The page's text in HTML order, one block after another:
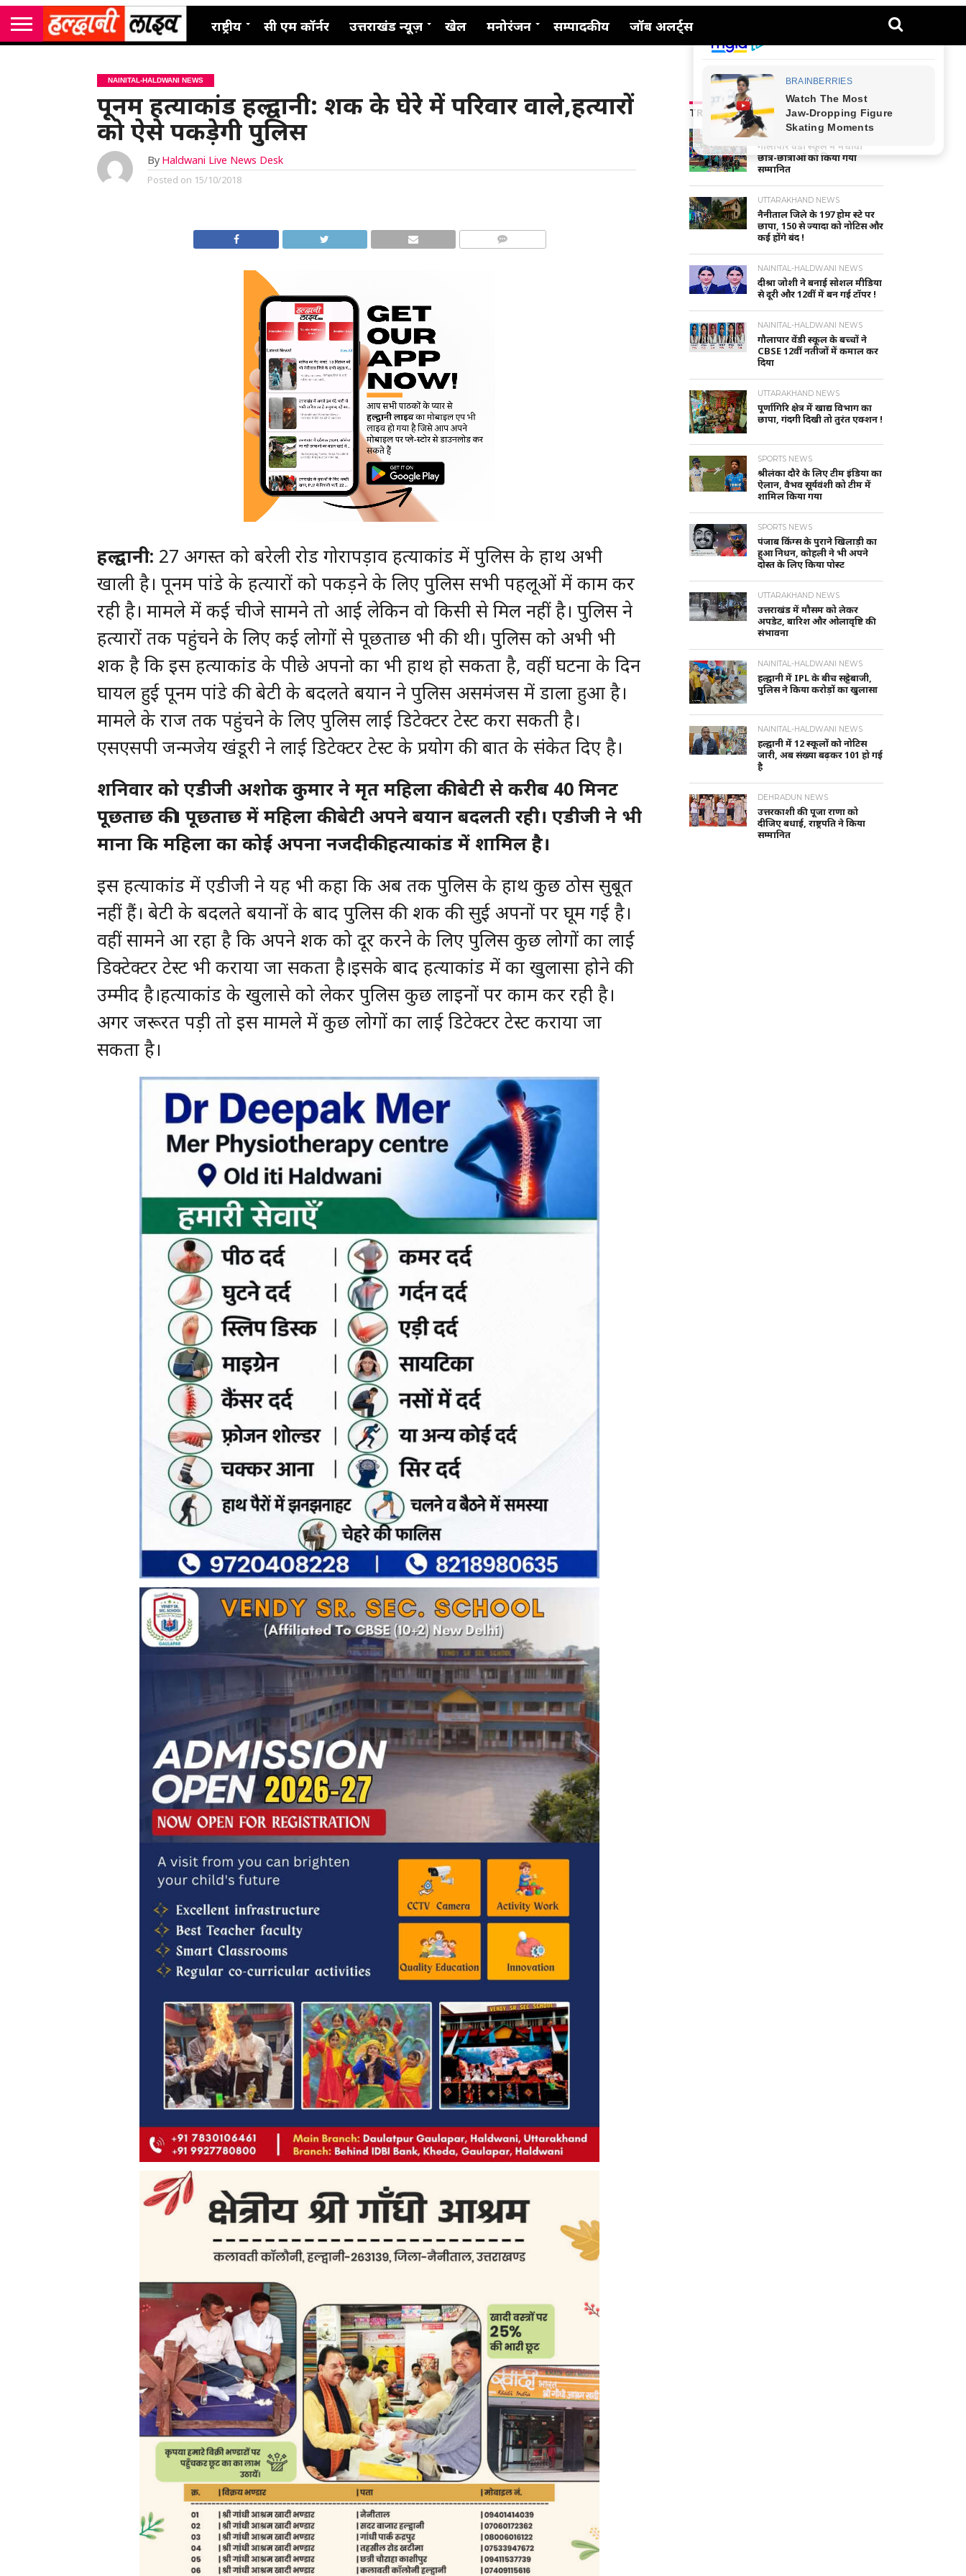
राष्ट्रीय सी एम कॉर्नर उत्तराखंड न्यूज़ खेल मनोरंजन सम्पादकीय जॉब अलर्ट्स
NAINITAL-HALDWANI NEWS
पूनम हत्याकांड हल्द्वानी: शक के घेरे में परिवार वाले,हत्यारों
को ऐसे पकड़ेगी पुलिस
By Haldwani Live News Desk
Posted on 15/10/2018
हल्द्वानी: 27 अगस्त को बरेली रोड गोरापड़ाव हत्याकांड में पुलिस के हाथ अभी
खाली है। पूनम पांडे के हत्यारों को पकड़ने के लिए पुलिस सभी पहलूओं में काम कर
रही है। मामले में कई चीजे सामने तो आई लेकिन वो किसी से मिल नहीं है। पुलिस ने
हत्यारों तक पहुंचने के लिए कई लोगों से पूछताछ भी की थी। पुलिस को अभी भी
शक है कि इस हत्याकांड के पीछे अपनो का भी हाथ हो सकता है, वहीं घटना के दिन
घायल हुई पूनम पांडे की बेटी के बदलते बयान ने पुलिस असमंजस में डाला हुआ है।
मामले के राज तक पहुंचने के लिए पुलिस लाई डिटेक्टर टेस्ट करा सकती है।
एसएसपी जन्मजेय खंडूरी ने लाई डिटेक्टर टेस्ट के प्रयोग की बात के संकेत दिए है।
शनिवार को एडीजी अशोक कुमार ने मृत महिला की बेटी से करीब 40 मिनट
पूछताछ की। पूछताछ में महिला की बेटी अपने बयान बदलती रही। एडीजी ने भी
माना कि महिला का कोई अपना नजदीकी हत्याकांड में शामिल है।
इस हत्याकांड में एडीजी ने यह भी कहा कि अब तक पुलिस के हाथ कुछ ठोस सुबूत
नहीं हैं। बेटी के बदलते बयानों के बाद पुलिस की शक की सुई अपनों पर घूम गई है।
वहीं सामने आ रहा है कि अपने शक को दूर करने के लिए पुलिस कुछ लोगों का लाई
डिक्टेक्टर टेस्ट भी कराया जा सकता है।इसके बाद हत्याकांड में का खुलासा होने की
उम्मीद है।हत्याकांड के खुलासे को लेकर पुलिस कुछ लाइनों पर काम कर रही है।
अगर जरूरत पड़ी तो इस मामले में कुछ लोगों का लाई डिटेक्टर टेस्ट कराया जा
सकता है।
TRENDING NEWS
NAINITAL-HALDWANI NEWS
गौलापार वैंडी स्कूल में मेधावी
छात्र-छात्राओं को किया गया
सम्मानित
UTTARAKHAND NEWS
नैनीताल जिले के 197 होम स्टे पर
छापा, 150 से ज्यादा को नोटिस और
कई होंगे बंद !
NAINITAL-HALDWANI NEWS
दीश्रा जोशी ने बनाई सोशल मीडिया
से दूरी और 12वीं में बन गई टॉपर !
NAINITAL-HALDWANI NEWS
गौलापार वेंडी स्कूल के बच्चों ने
CBSE 12वीं नतीजों में कमाल कर
दिया
UTTARAKHAND NEWS
पूर्णागिरि क्षेत्र में खाद्य विभाग का
छापा, गंदगी दिखी तो तुरंत एक्शन !
SPORTS NEWS
श्रीलंका दौरे के लिए टीम इंडिया का
ऐलान, वैभव सूर्यवंशी को टीम में
शामिल किया गया
SPORTS NEWS
पंजाब किंग्स के पुराने खिलाड़ी का
हुआ निधन, कोहली ने भी अपने
दोस्त के लिए किया पोस्ट
UTTARAKHAND NEWS
उत्तराखंड में मौसम को लेकर
अपडेट, बारिश और ओलावृष्टि की
संभावना
NAINITAL-HALDWANI NEWS
हल्द्वानी में IPL के बीच सट्टेबाजी,
पुलिस ने किया करोड़ों का खुलासा
NAINITAL-HALDWANI NEWS
हल्द्वानी में 12 स्कूलों को नोटिस
जारी, अब संख्या बढ़कर 101 हो गई
है
DEHRADUN NEWS
उत्तरकाशी की पूजा राणा को
दीजिए बधाई, राष्ट्रपति ने किया
सम्मानित